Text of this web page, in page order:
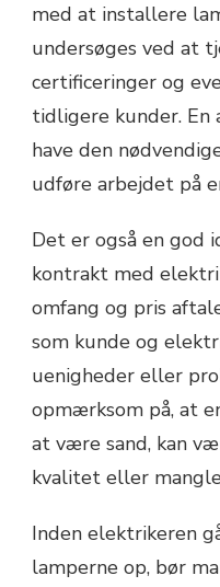
med at installere
undersøges ved at
certificeringer og
tidligere kunder.
have den
udføre arbejdet på
Det er også en god
kontrakt med
omfang og pris
som kunde og
uenigheder eller
opmærksom på, at
at være sand, kan
kvalitet eller
Inden elektrikeren
lamperne op, bør